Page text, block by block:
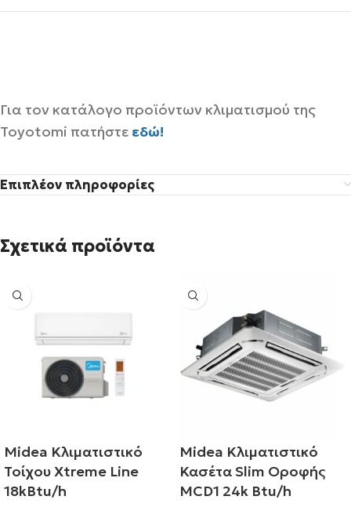
Για τον κατάλογο προϊόντων κλιματισμού της
Toyotomi πατήστε εδώ!
Επιπλέον πληροφορίες
Σχετικά προϊόντα
Midea Κλιματιστικό
Τοίχου Xtreme Line
18kBtu/h
Midea Κλιματιστικό
Κασέτα Slim Οροφής
MCD1 24k Btu/h